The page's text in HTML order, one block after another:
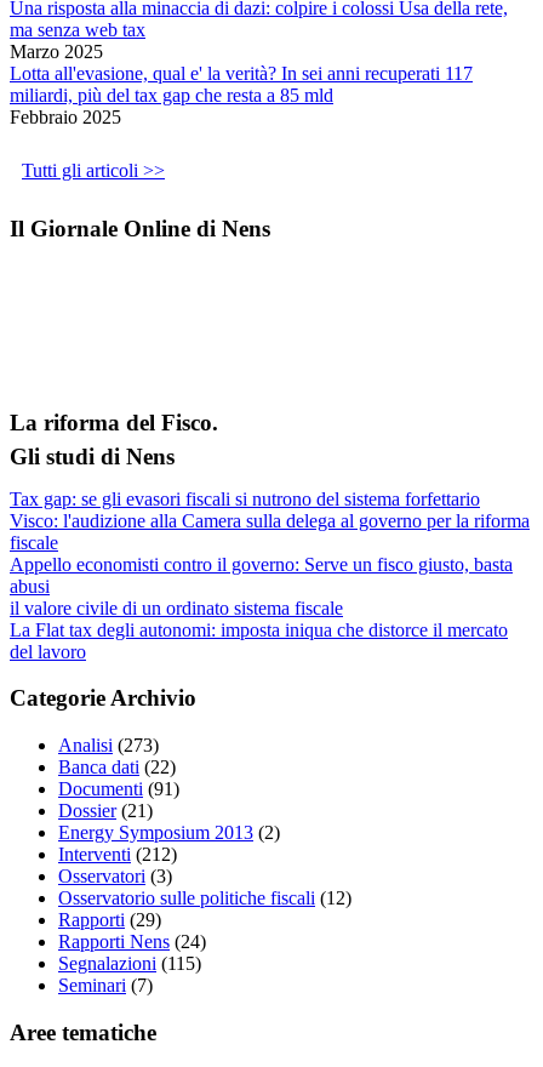
Una risposta alla minaccia di dazi: colpire i colossi Usa della rete,
ma senza web tax
Marzo 2025
Lotta all'evasione, qual e' la verità? In sei anni recuperati 117
miliardi, più del tax gap che resta a 85 mld
Febbraio 2025
Tutti gli articoli >>
Il Giornale Online di Nens
La riforma del Fisco.
Gli studi di Nens
Tax gap: se gli evasori fiscali si nutrono del sistema forfettario
Visco: l'audizione alla Camera sulla delega al governo per la riforma
fiscale
Appello economisti contro il governo: Serve un fisco giusto, basta
abusi
il valore civile di un ordinato sistema fiscale
La Flat tax degli autonomi: imposta iniqua che distorce il mercato
del lavoro
Categorie Archivio
Analisi (273)
Banca dati (22)
Documenti (91)
Dossier (21)
Energy Symposium 2013 (2)
Interventi (212)
Osservatori (3)
Osservatorio sulle politiche fiscali (12)
Rapporti (29)
Rapporti Nens (24)
Segnalazioni (115)
Seminari (7)
Aree tematiche